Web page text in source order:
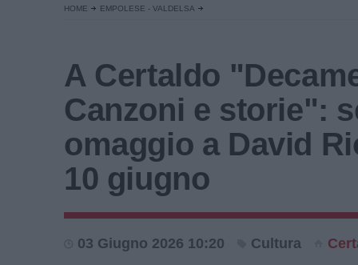
HOME EMPOLESE - VALDELSA
A Certaldo
Canzoni e storie":
omaggio a David
10 giugno
03 Giugno 2026 10:20 Cultura